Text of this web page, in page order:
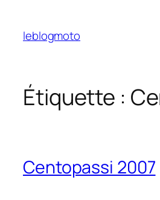
contenu
leblogmoto
Étiquette :
Centopassi 2007